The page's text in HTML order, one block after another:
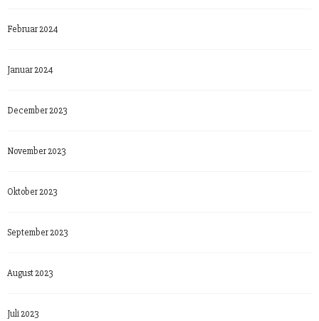
Februar 2024
Januar 2024
December 2023
November 2023
Oktober 2023
September 2023
August 2023
Juli 2023